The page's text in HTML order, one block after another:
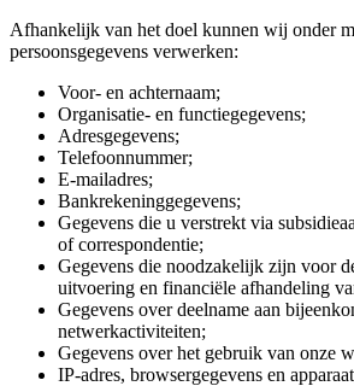
Afhankelijk van het doel kunnen wij onder
persoonsgegevens verwerken:
Voor- en achternaam;
Organisatie- en functiegegevens;
Adresgegevens;
Telefoonnummer;
E-mailadres;
Bankrekeninggegevens;
Gegevens die u verstrekt via
of correspondentie;
Gegevens die noodzakelijk zijn voor
uitvoering en financiële afhandeling
Gegevens over deelname aan
netwerkactiviteiten;
Gegevens over het gebruik van onze
IP-adres, browsergegevens en